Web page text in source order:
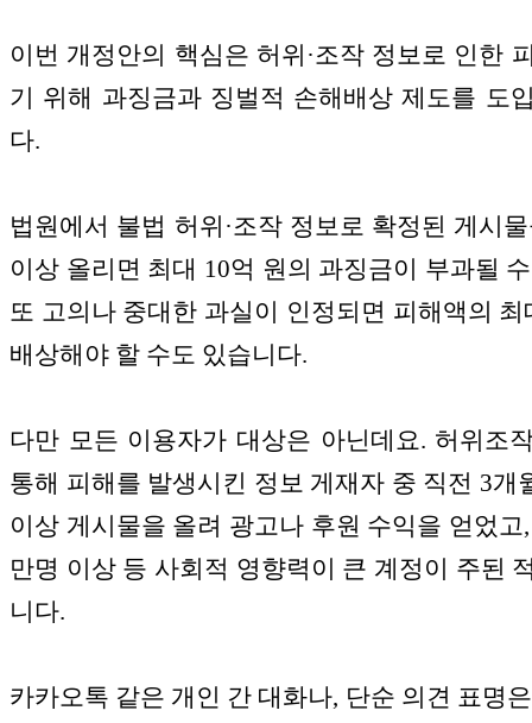
이번 개정안의 핵심은 허위·조작 정보로 인한
기 위해 과징금과 징벌적 손해배상 제도를 도
다.
법원에서 불법 허위·조작 정보로 확정된 게시
이상 올리면 최대 10억 원의 과징금이 부과될
또 고의나 중대한 과실이 인정되면 피해액의 최
배상해야 할 수도 있습니다.
다만 모든 이용자가 대상은 아닌데요. 허위조
통해 피해를 발생시킨 정보 게재자 중 직전 3개
이상 게시물을 올려 광고나 후원 수익을 얻었고
만명 이상 등 사회적 영향력이 큰 계정이 주된
니다.
카카오톡 같은 개인 간 대화나, 단순 의견 표명